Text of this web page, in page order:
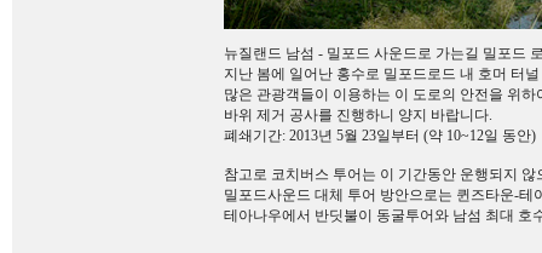
뉴질랜드 남섬 - 밀포드 사운드로 가는길 밀포드
지난 봄에 일어난 홍수로 밀포드로드 내 호머 터
많은 관광객들이 이용하는 이 도로의 안전을 위
바위 제거 공사를 진행하니 양지 바랍니다.
폐쇄기간: 2013년 5월 23일부터 (약 10~12일 동안)
참고로 코치버스 투어는 이 기간동안 운행되지
밀포드사운드 대체 투어 방안으로는 퀸즈타운-
테아나우에서 반딧불이 동굴투어와 남섬 최대 호